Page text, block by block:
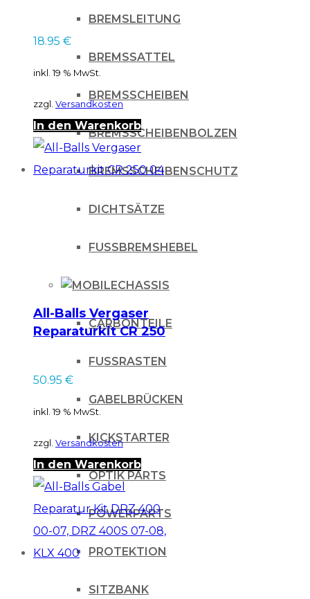
BREMSLEITUNG
BREMSSATTEL
BREMSSCHEIBEN
BREMSSCHEIBENBOLZEN
BREMSSCHEIBENSCHUTZ
DICHTSÄTZE
FUSSBREMSHEBEL
CHASSIS
CARBONTEILE
FUSSRASTEN
GABELBRÜCKEN
KICKSTARTER
OPTIK PARTS
POWERPARTS
PROTEKTION
SITZBANK
18.95 €
inkl. 19 % MwSt.
zzgl. Versandkosten
In den Warenkorb
All-Balls Vergaser
Reparaturkit CR 250
50.95 €
inkl. 19 % MwSt.
zzgl. Versandkosten
In den Warenkorb